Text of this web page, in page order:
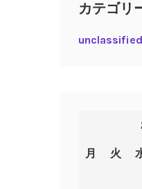
カテゴリ
unclassified
月 火